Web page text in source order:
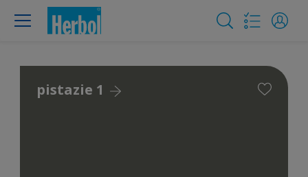
pistazie 1